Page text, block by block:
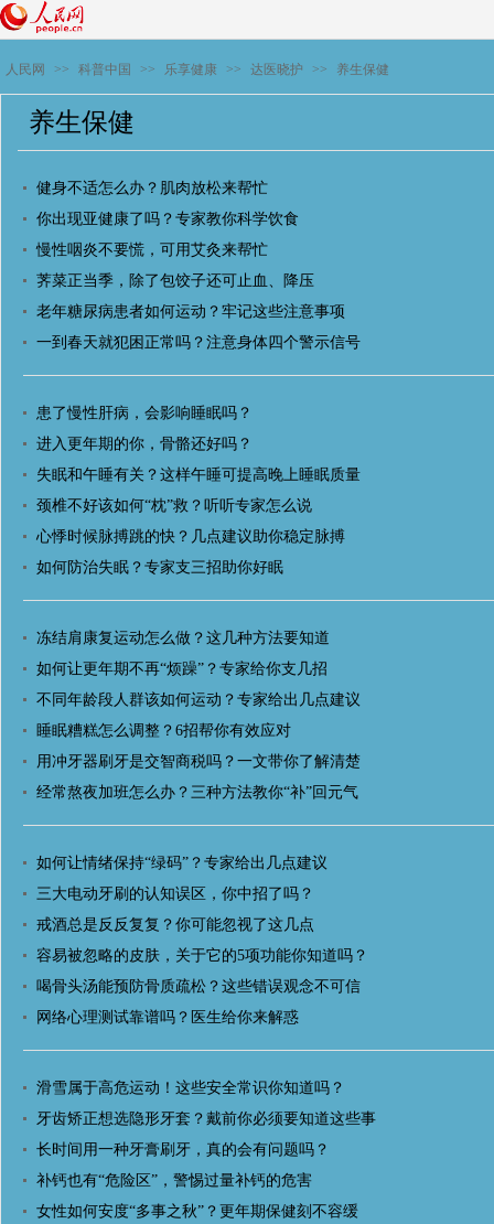
人民网 >> 科普中国 >> 乐享健康 >> 达医晓护 >> 养生保健
养生保健
健身不适怎么办？肌肉放松来帮忙
你出现亚健康了吗？专家教你科学饮食
慢性咽炎不要慌，可用艾灸来帮忙
荠菜正当季，除了包饺子还可止血、降压
老年糖尿病患者如何运动？牢记这些注意事项
一到春天就犯困正常吗？注意身体四个警示信号
患了慢性肝病，会影响睡眠吗？
进入更年期的你，骨骼还好吗？
失眠和午睡有关？这样午睡可提高晚上睡眠质量
颈椎不好该如何“枕”救？听听专家怎么说
心悸时候脉搏跳的快？几点建议助你稳定脉搏
如何防治失眠？专家支三招助你好眠
冻结肩康复运动怎么做？这几种方法要知道
如何让更年期不再“烦躁”？专家给你支几招
不同年龄段人群该如何运动？专家给出几点建议
睡眠糟糕怎么调整？6招帮你有效应对
用冲牙器刷牙是交智商税吗？一文带你了解清楚
经常熬夜加班怎么办？三种方法教你“补”回元气
如何让情绪保持“绿码”？专家给出几点建议
三大电动牙刷的认知误区，你中招了吗？
戒酒总是反反复复？你可能忽视了这几点
容易被忽略的皮肤，关于它的5项功能你知道吗？
喝骨头汤能预防骨质疏松？这些错误观念不可信
网络心理测试靠谱吗？医生给你来解惑
滑雪属于高危运动！这些安全常识你知道吗？
牙齿矫正想选隐形牙套？戴前你必须要知道这些事
长时间用一种牙膏刷牙，真的会有问题吗？
补钙也有“危险区”，警惕过量补钙的危害
女性如何安度“多事之秋”？更年期保健刻不容缓